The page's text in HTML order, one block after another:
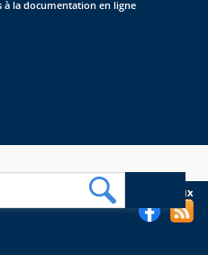
à la documentation en ligne
l'EHESP sur les réseaux sociaux